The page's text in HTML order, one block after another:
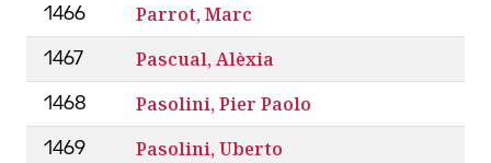
1466 Parrot, Marc
1467 Pascual, Alèxia
1468 Pasolini, Pier Paolo
1469 Pasolini, Uberto